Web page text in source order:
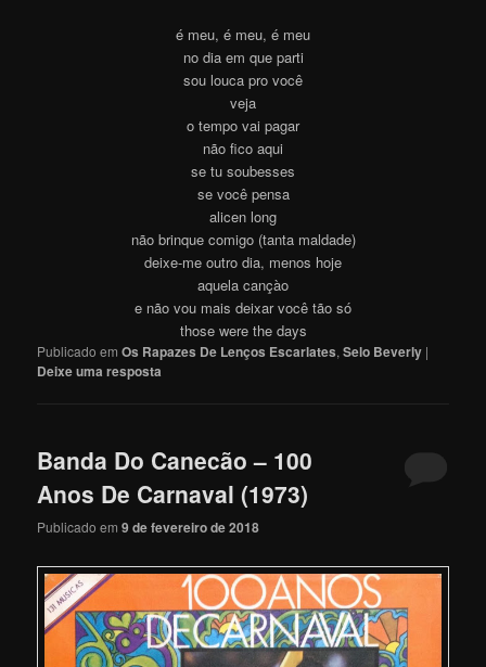
é meu, é meu, é meu
no dia em que parti
sou louca pro você
veja
o tempo vai pagar
não fico aqui
se tu soubesses
se você pensa
alicen long
não brinque comigo (tanta maldade)
deixe-me outro dia, menos hoje
aquela cançào
e não vou mais deixar você tão só
those were the days
Publicado em Os Rapazes De Lenços Escarlates,Selo Beverly |
Deixe uma resposta
Banda Do Canecão – 100
Anos De Carnaval (1973)
Publicado em9 de fevereiro de 2018